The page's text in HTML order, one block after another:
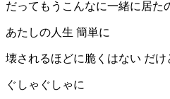
だってもうこんなに一緒に居た
あたしの人生 簡単に
壊されるほどに脆くはない だけ
ぐしゃぐしゃに